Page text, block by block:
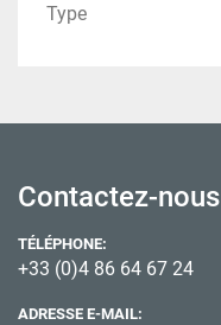
Type
Contactez-nous
TÉLÉPHONE:
+33 (0)4 86 64 67 24
ADRESSE E-MAIL: